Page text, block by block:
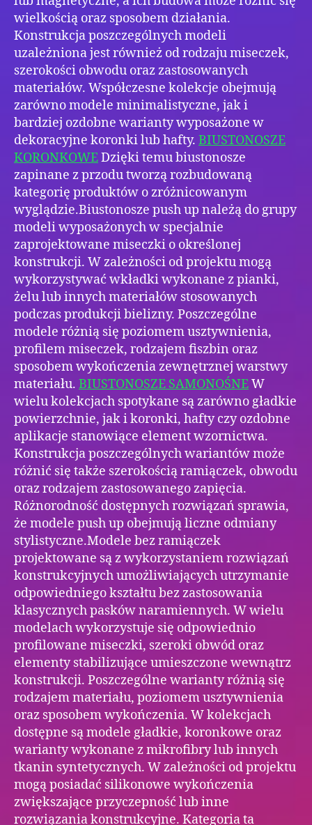
wielkością oraz sposobem działania.
Konstrukcja poszczególnych modeli
uzależniona jest również od rodzaju miseczek,
szerokości obwodu oraz zastosowanych
materiałów. Współczesne kolekcje obejmują
zarówno modele minimalistyczne, jak i
bardziej ozdobne warianty wyposażone w
dekoracyjne koronki lub hafty. BIUSTONOSZE
KORONKOWEDzięki temu biustonosze
zapinane z przodu tworzą rozbudowaną
kategorię produktów o zróżnicowanym
wyglądzie.Biustonosze push up należą do grupy
modeli wyposażonych w specjalnie
zaprojektowane miseczki o określonej
konstrukcji. W zależności od projektu mogą
wykorzystywać wkładki wykonane z pianki,
żelu lub innych materiałów stosowanych
podczas produkcji bielizny. Poszczególne
modele różnią się poziomem usztywnienia,
profilem miseczek, rodzajem fiszbin oraz
sposobem wykończenia zewnętrznej warstwy
materiału. BIUSTONOSZE SAMONOŚNEW
wielu kolekcjach spotykane są zarówno gładkie
powierzchnie, jak i koronki, hafty czy ozdobne
aplikacje stanowiące element wzornictwa.
Konstrukcja poszczególnych wariantów może
różnić się także szerokością ramiączek, obwodu
oraz rodzajem zastosowanego zapięcia.
Różnorodność dostępnych rozwiązań sprawia,
że modele push up obejmują liczne odmiany
stylistyczne.Modele bez ramiączek
projektowane są z wykorzystaniem rozwiązań
konstrukcyjnych umożliwiających utrzymanie
odpowiedniego kształtu bez zastosowania
klasycznych pasków naramiennych. W wielu
modelach wykorzystuje się odpowiednio
profilowane miseczki, szeroki obwód oraz
elementy stabilizujące umieszczone wewnątrz
konstrukcji. Poszczególne warianty różnią się
rodzajem materiału, poziomem usztywnienia
oraz sposobem wykończenia. W kolekcjach
dostępne są modele gładkie, koronkowe oraz
warianty wykonane z mikrofibry lub innych
tkanin syntetycznych. W zależności od projektu
mogą posiadać silikonowe wykończenia
zwiększające przyczepność lub inne
rozwiązania konstrukcyjne. Kategoria ta